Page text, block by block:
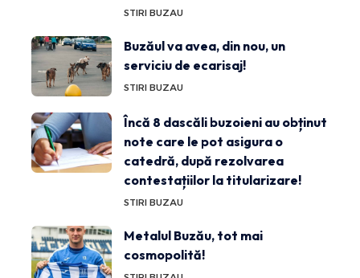
STIRI BUZAU
Buzăul va avea, din nou, un
serviciu de ecarisaj!
STIRI BUZAU
Încă 8 dascăli buzoieni au obținut
note care le pot asigura o
catedră, după rezolvarea
contestațiilor la titularizare!
STIRI BUZAU
Metalul Buzău, tot mai
cosmopolită!